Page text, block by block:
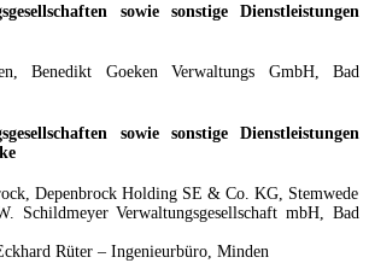
sowie sonstige Dienstleistungen
Benedikt Goeken Verwaltungs GmbH, Bad
sowie sonstige Dienstleistungen
Depenbrock Holding SE & Co. KG, Stemwede
Schildmeyer Verwaltungsgesellschaft mbH, Bad
Rüter – Ingenieurbüro, Minden